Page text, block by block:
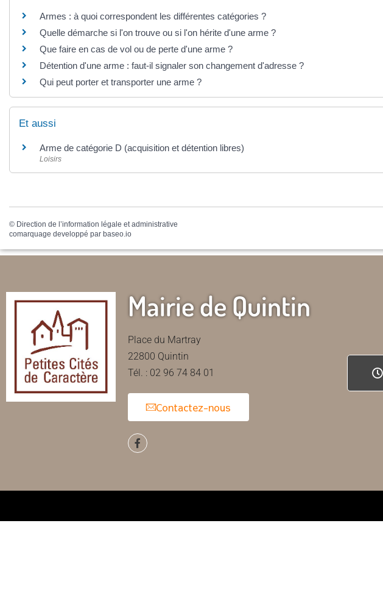
Armes : à quoi correspondent les différentes catégories ?
Quelle démarche si l'on trouve ou si l'on hérite d'une arme ?
Que faire en cas de vol ou de perte d'une arme ?
Détention d'une arme : faut-il signaler son changement d'adresse ?
Qui peut porter et transporter une arme ?
Et aussi
Arme de catégorie D (acquisition et détention libres)
Loisirs
© Direction de l’information légale et administrative
comarquage developpé par baseo.io
Mairie de Quintin
Place du Martray
22800 Quintin
Tél. : 02 96 74 84 01
Contactez-nous